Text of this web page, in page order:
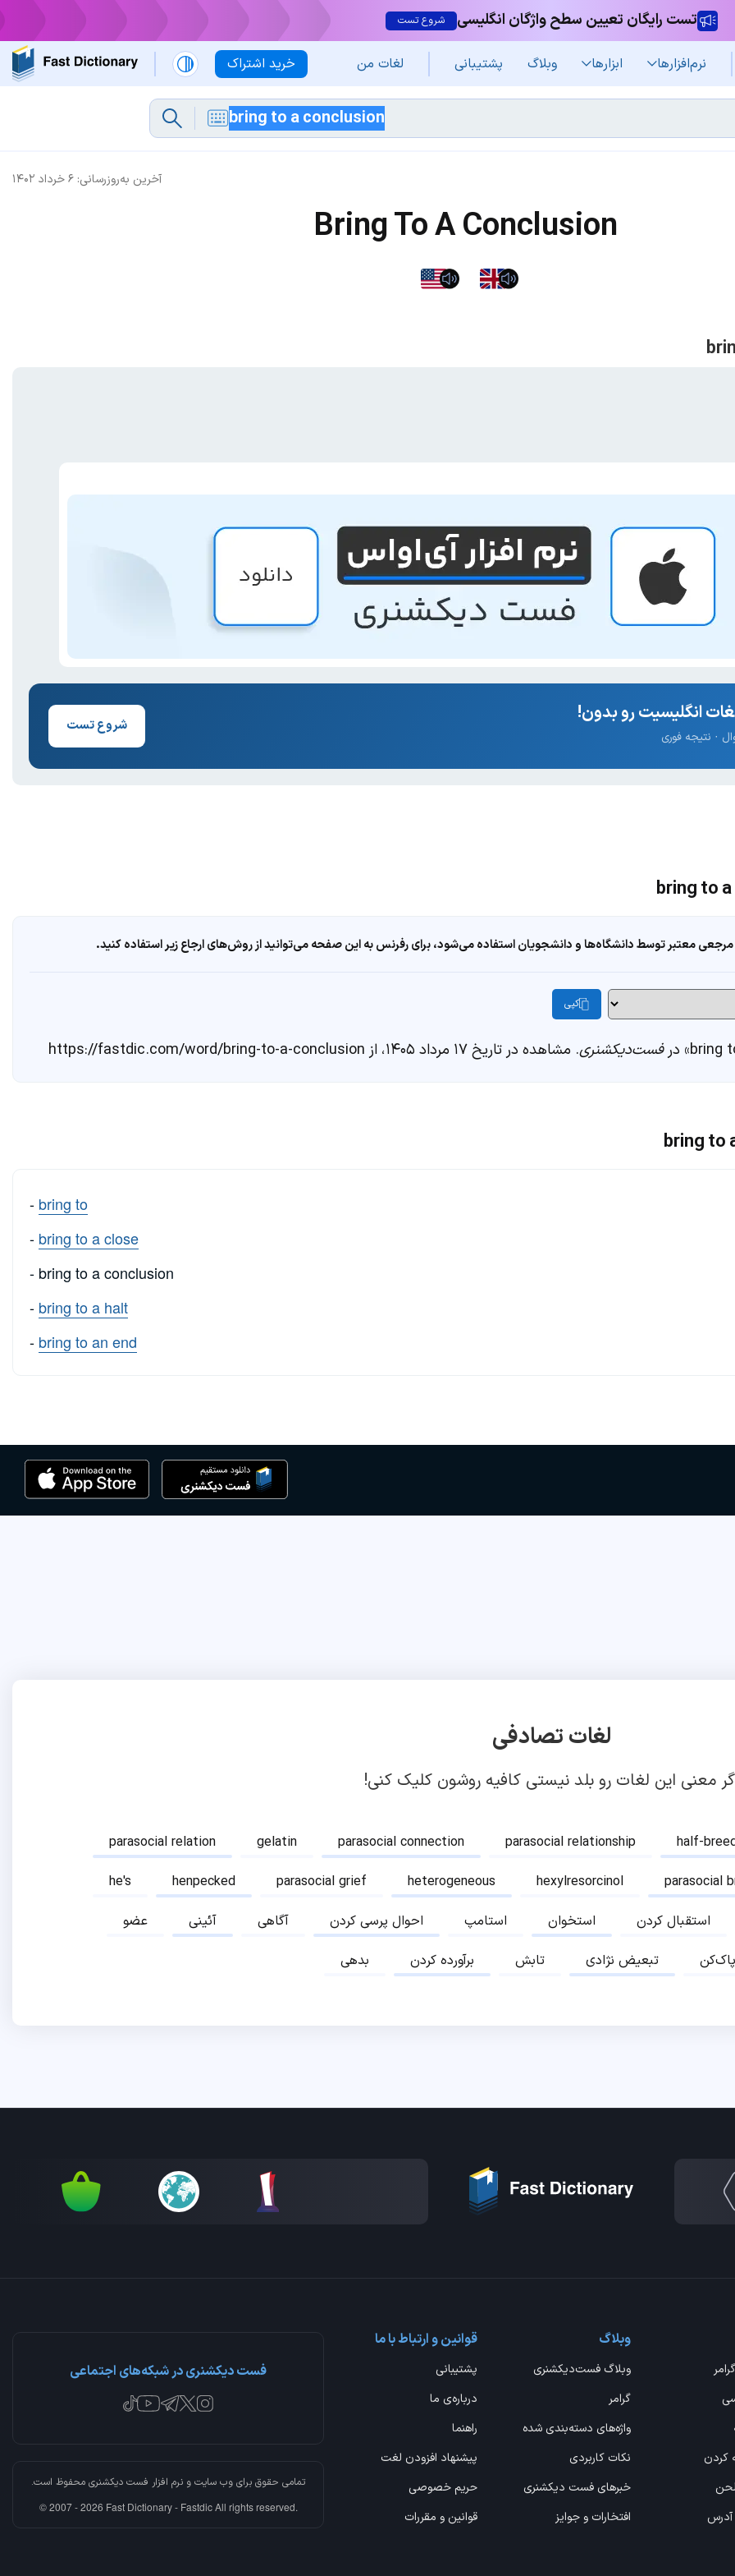
تست رایگان تعیین سطح واژگان انگلیسی شروع تست
خرید اشتراک نرم‌افزار‌ها ابزارها وبلاگ پشتیبانی لغات من
آخرین به‌روزرسانی: ۶ خرداد ۱۴۰۲
Bring To A Conclusion
انگلیسیت رو بدون!
شروع تست
معتبر توسط دانشگاه‌ها و دانشجویان استفاده می‌شود، برای رفرنس به این صفحه می‌توانید از روش‌های ارجاع زیر استفاده کنید.
کپی
فست‌دیکشنری. مشاهده در تاریخ ۱۷ مرداد ۱۴۰۵، از https://fastdic.com/word/bring-to-a-conclusion
- bring to
- bring to a close
- bring to a conclusion
- bring to a halt
- bring to an end
لغات تصادفی
معنی این لغات رو بلد نیستی کافیه روشون کلیک کنی!
parasocial relation gelatin parasocial connection parasocial relationship
half-
he's
henpecked parasocial grief heterogeneous hexylresorcinol
parasocial
عضو
آئینی آگاهی احوال پرسی کردن استامپ استخوان
استقبال کردن
بدهی
برآورده کردن تابش تبعیض نژادی
کردن
لحن
آدرس
وبلاگ
وبلاگ فست‌دیکشنری
گرامر
واژه‌های دسته‌بندی شده
نکات کاربردی
خبرهای فست دیکشنری
افتخارات و جوایز
قوانین و ارتباط با ما
پشتیبانی
درباره‌ی ما
راهنما
پیشنهاد افزودن لغت
حریم خصوصی
قوانین و مقررات
فست دیکشنری در شبکه‌های اجتماعی
تمامی حقوق برای وب سایت و نرم افزار فست دیکشنریمحفوظ است.
© 2007 - 2026 Fast Dictionary - Fastdic All rights reserved.